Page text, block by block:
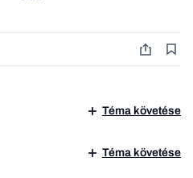
Téma követése
Téma követése